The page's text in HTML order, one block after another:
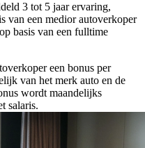
3 tot 5 jaar ervaring,
van een medior autoverkoper
basis van een fulltime
een bonus per
van het merk auto en de
wordt maandelijks
salaris.